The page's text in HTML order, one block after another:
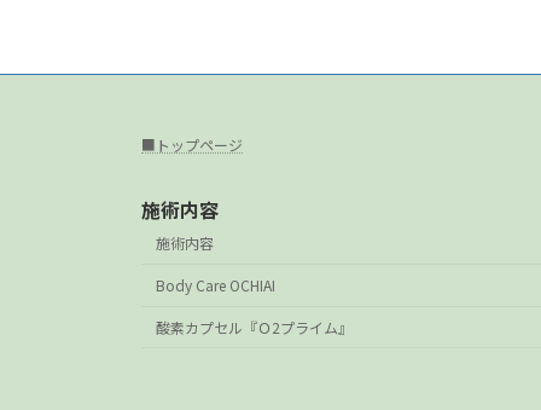
■トップページ
施術内容
施術内容
Body Care OCHIAI
酸素カプセル『Ｏ2プライム』